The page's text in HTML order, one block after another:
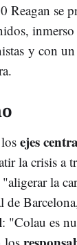
Reagan se
y con
ejes
la crisis a
la
de
: "Colau es